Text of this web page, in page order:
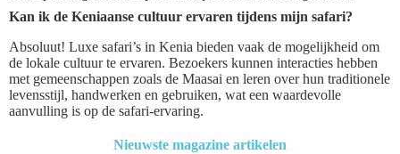
Kan ik de Keniaanse cultuur ervaren tijdens mijn safari?
Absoluut! Luxe safari’s in Kenia bieden vaak de mogelijkheid om
de lokale cultuur te ervaren. Bezoekers kunnen interacties hebben
met gemeenschappen zoals de Maasai en leren over hun traditionele
levensstijl, handwerken en gebruiken, wat een waardevolle
aanvulling is op de safari-ervaring.
Nieuwste magazine artikelen